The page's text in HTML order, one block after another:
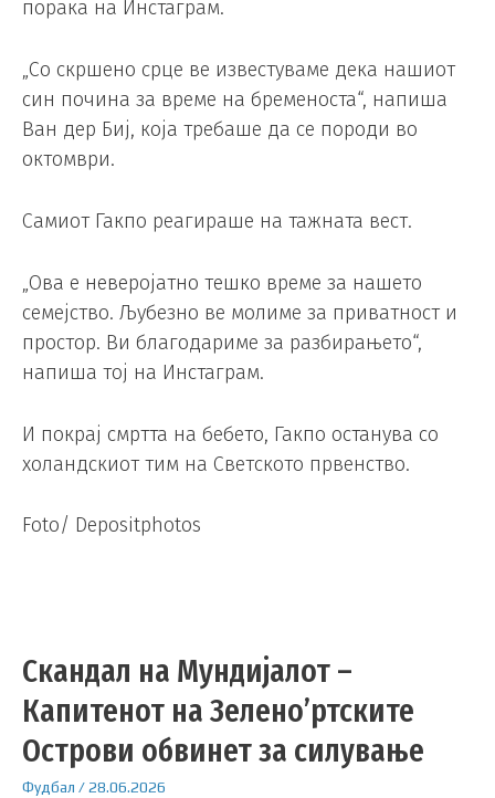
порака на Инстаграм.
„Со скршено срце ве известуваме дека нашиот
син почина за време на бременоста“, напиша
Ван дер Биј, која требаше да се породи во
октомври.
Самиот Гакпо реагираше на тажната вест.
„Ова е неверојатно тешко време за нашето
семејство. Љубезно ве молиме за приватност и
простор. Ви благодариме за разбирањето“,
напиша тој на Инстаграм.
И покрај смртта на бебето, Гакпо останува со
холандскиот тим на Светското првенство.
Foto/ Depositphotos
Скандал на Мундијалот –
Капитенот на Зелено’ртските
Острови обвинет за силување
Фудбал /28.06.2026